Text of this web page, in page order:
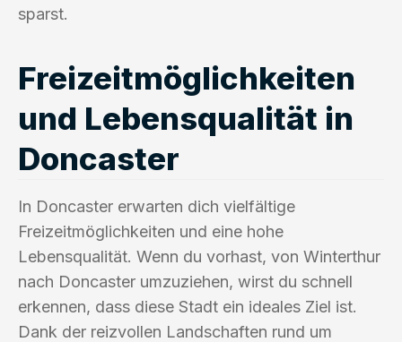
sparst.
Freizeitmöglichkeiten
und Lebensqualität in
Doncaster
In Doncaster erwarten dich vielfältige
Freizeitmöglichkeiten und eine hohe
Lebensqualität. Wenn du vorhast, von Winterthur
nach Doncaster umzuziehen, wirst du schnell
erkennen, dass diese Stadt ein ideales Ziel ist.
Dank der reizvollen Landschaften rund um